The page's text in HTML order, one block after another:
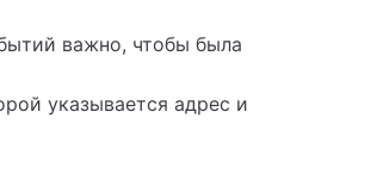
важно, чтобы была
указывается адрес и